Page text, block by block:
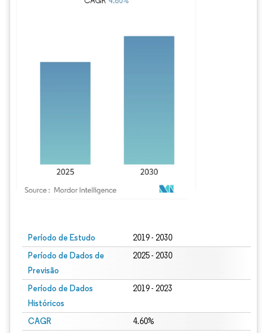
Período de Estudo 2019 - 2030
Período de Dados de
Previsão
2025 - 2030
Período de Dados
Históricos
2019 - 2023
CAGR 4.60%